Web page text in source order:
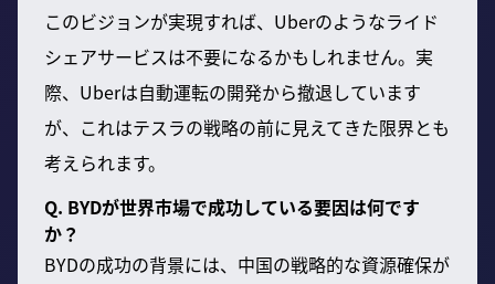
このビジョンが実現すれば、Uberのようなライド
シェアサービスは不要になるかもしれません。実
際、Uberは自動運転の開発から撤退しています
が、これはテスラの戦略の前に見えてきた限界とも
考えられます。
Q. BYDが世界市場で成功している要因は何です
か？
BYDの成功の背景には、中国の戦略的な資源確保が